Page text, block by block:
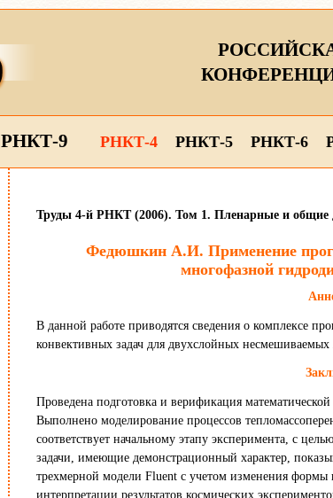
РНКТ-9 РНКТ-4 РНКТ-5 РНКТ-6
Труды 4-й РНКТ (2006). Том 1. Пленарные и общие
Федюшкин А.И. Применение
многофазной
В данной работе приводятся сведения о комплексе
конвективных задач для двухслойных несмешиваемых
Проведена подготовка и верификация
Выполнено моделирование процессов
соответствует начальному этапу эксперимента, с
задачи, имеющие демонстрационный характер,
трехмерной модели Fluent с учетом изменения формы
интерпретации результатов космических